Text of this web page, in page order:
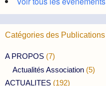
Catégories des Publications
A PROPOS (7)
Actualités Association (5)
ACTUALITES (192)